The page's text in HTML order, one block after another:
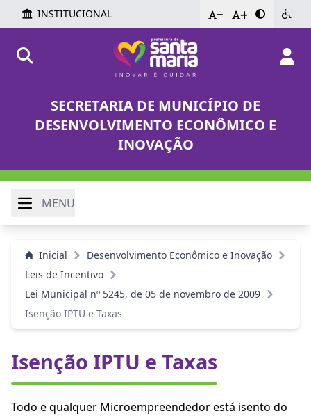
INSTITUCIONAL - +
SECRETARIA DE MUNICÍPIO DE
DESENVOLVIMENTO ECONÔMICO E
INOVAÇÃO
MENU
Inicial
Desenvolvimento Econômico e Inovação
Leis de Incentivo
Lei Municipal nº 5245, de 05 de novembro de 2009
Isenção IPTU e Taxas
Isenção IPTU e Taxas
Todo e qualquer Microempreendedor está isento do